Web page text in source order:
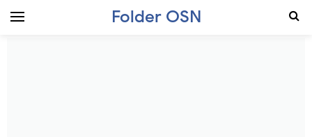
Folder OSN